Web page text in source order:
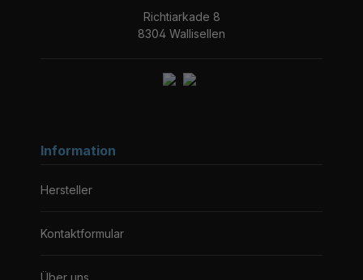
Richtiarkade 8
8304 Wallisellen
Information
Hersteller
Kontaktformular
Über uns